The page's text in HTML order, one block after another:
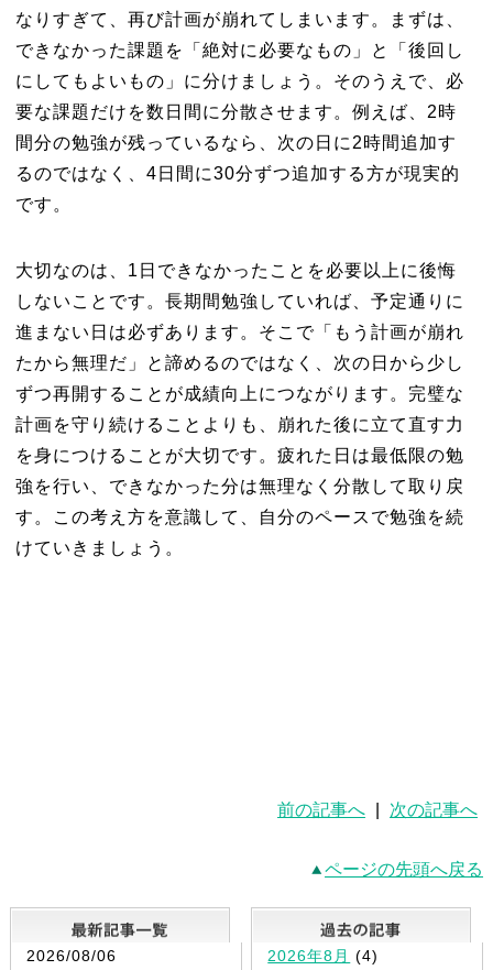
なりすぎて、再び計画が崩れてしまいます。まずは、
できなかった課題を「絶対に必要なもの」と「後回し
にしてもよいもの」に分けましょう。そのうえで、必
要な課題だけを数日間に分散させます。例えば、2時
間分の勉強が残っているなら、次の日に2時間追加す
るのではなく、4日間に30分ずつ追加する方が現実的
です。
大切なのは、1日できなかったことを必要以上に後悔
しないことです。長期間勉強していれば、予定通りに
進まない日は必ずあります。そこで「もう計画が崩れ
たから無理だ」と諦めるのではなく、次の日から少し
ずつ再開することが成績向上につながります。完璧な
計画を守り続けることよりも、崩れた後に立て直す力
を身につけることが大切です。疲れた日は最低限の勉
強を行い、できなかった分は無理なく分散して取り戻
す。この考え方を意識して、自分のペースで勉強を続
けていきましょう。
前の記事へ 次の記事へ
ページの先頭へ戻る
最新記事一覧
2026/08/06
2026年8月 (4)